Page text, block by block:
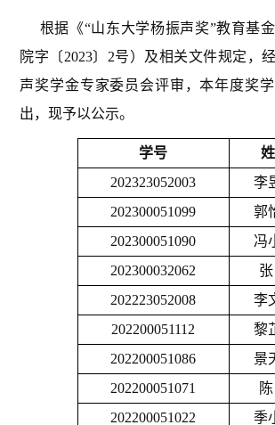
根据《“山东大学杨振声奖”教育基
院字〔2023〕2号）及相关文件规定，
声奖学金专家委员会评审，本年度奖
出，现予以公示。
学号
202323052003
李
202300051099
郭
202300051090
冯
202300032062
202223052008
李
202200051112
黎
202200051086
景
202200051071
202200051022
季